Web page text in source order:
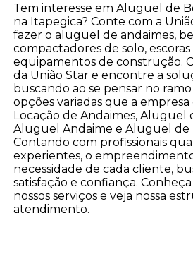
Tem interesse em Aluguel de
na Itapegica? Conte com a
fazer o aluguel de andaimes,
compactadores de solo,
equipamentos de construção.
da União Star e encontre a
buscando ao se pensar no
opções variadas que a
Locação de Andaimes, Aluguel
Aluguel Andaime e Aluguel de
Contando com profissionais
experientes, o
necessidade de cada cliente,
satisfação e confiança.
nossos serviços e veja nossa
atendimento.